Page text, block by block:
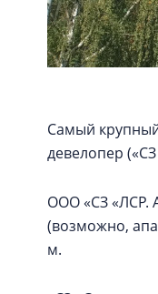
Самый
девелопер
ООО «СЗ «ЛСР.
(возможно,
м.